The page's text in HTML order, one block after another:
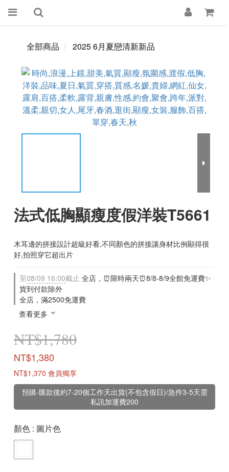
全部商品 2025 6月夏戀清新新品
法式低胸顯瘦度假洋裝T5661
木耳邊的拼接設計超級好看,不同顏色的拼接讓身材比例顯得很
好,拍照穿它超出片
至08/09 16:00截止 全店，⏰限時兩天⏰8/8-8/9全館免運費✨
貨到付款除外
全店，滿2500免運費
查看更多
NT$1,780
NT$1,380
NT$1,370 會員獨享
預購-匯款後約7-20個工作天出貨(不包含假日)/急件3-5天需
私訊加運費200
顏色 : 圖片色